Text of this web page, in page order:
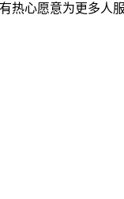
热心愿意为更多人